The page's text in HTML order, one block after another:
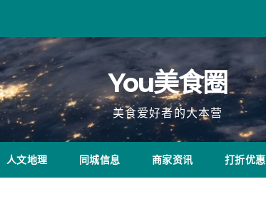
You美食圈
美食爱好者的大本营
人文地理 同城信息 商家资讯 打折优惠